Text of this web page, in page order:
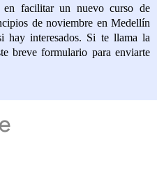
en facilitar un nuevo curso de
de noviembre en Medellín
hay interesados. Si te llama la
breve formulario para enviarte